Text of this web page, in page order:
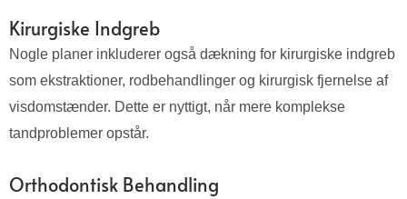
Kirurgiske Indgreb
Nogle planer inkluderer også dækning for kirurgiske indgreb
som ekstraktioner, rodbehandlinger og kirurgisk fjernelse af
visdomstænder. Dette er nyttigt, når mere komplekse
tandproblemer opstår.
Orthodontisk Behandling